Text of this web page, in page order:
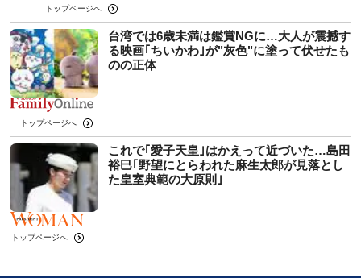
トップページへ
台湾では6歳未満は鑑賞NGに…大人が震撼す
る映画｢ちいかわ｣が"灰色"に塗って伏せたも
のの正体
トップページへ
これで｢愛子天皇｣はかえって近づいた…島田
裕巳｢野望にとらわれた麻生太郎が見落とし
た皇室典範の大原則｣
トップページへ